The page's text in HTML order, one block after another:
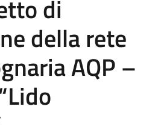
di
della rete
AQP –